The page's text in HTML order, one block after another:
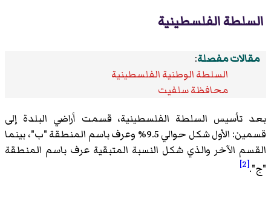
السلطة الفلسطينية
مقالات مفصلة:
السلطة الوطنية الفلسطينية
محافظة سلفيت
بعد تأسيس السلطة الفلسطينية، قسمت أراضي البلدة إلى
قسمين: الأول شكل حوالي 9.5% وعرف باسم المنطقة "ب"، بينما
القسم الآخر والذي شكل النسبة المتبقية عرف باسم المنطقة
"ج".[2]